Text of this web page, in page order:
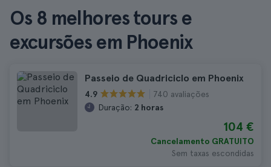
Os 8 melhores tours e
excursões em Phoenix
Passeio de Quadriciclo em Phoenix
4.9
740 avaliações
Duração: 2 horas
104 €
Cancelamento GRATUITO
Sem taxas escondidas